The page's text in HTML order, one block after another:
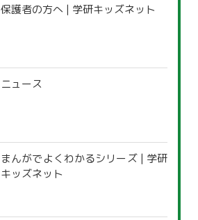
保護者の方へ | 学研キッズネット
ニュース
まんがでよくわかるシリーズ | 学研
キッズネット